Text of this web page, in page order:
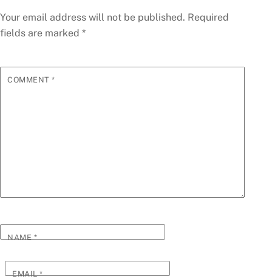
Your email address will not be published. Required
fields are marked *
COMMENT*
NAME*
EMAIL*